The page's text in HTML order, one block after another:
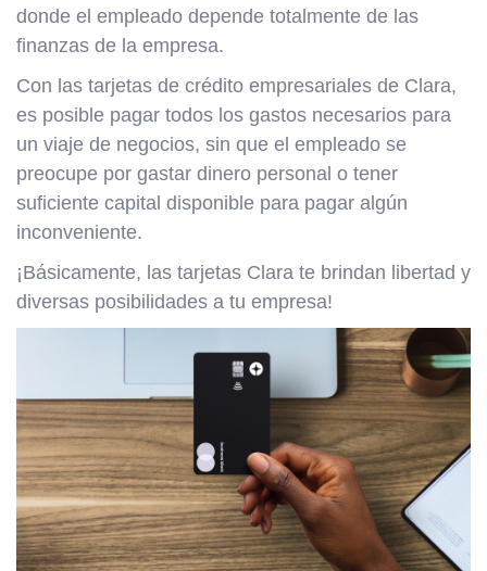
donde el empleado depende totalmente de las
finanzas de la empresa.
Con las tarjetas de crédito empresariales de Clara,
es posible pagar todos los gastos necesarios para
un viaje de negocios, sin que el empleado se
preocupe por gastar dinero personal o tener
suficiente capital disponible para pagar algún
inconveniente.
¡Básicamente, las tarjetas Clara te brindan libertad y
diversas posibilidades a tu empresa!